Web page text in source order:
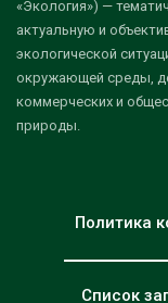
«Экология») —
актуальную и
экологической
окружающей среды,
коммерческих и
природы.
Политика
Список